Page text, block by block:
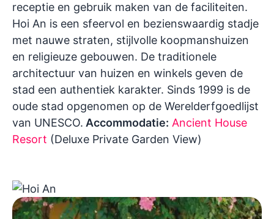
receptie en gebruik maken van de faciliteiten.
Hoi An is een sfeervol en bezienswaardig stadje
met nauwe straten, stijlvolle koopmanshuizen
en religieuze gebouwen. De traditionele
architectuur van huizen en winkels geven de
stad een authentiek karakter. Sinds 1999 is de
oude stad opgenomen op de Werelderfgoedlijst
van UNESCO. Accommodatie: Ancient House
Resort (Deluxe Private Garden View)